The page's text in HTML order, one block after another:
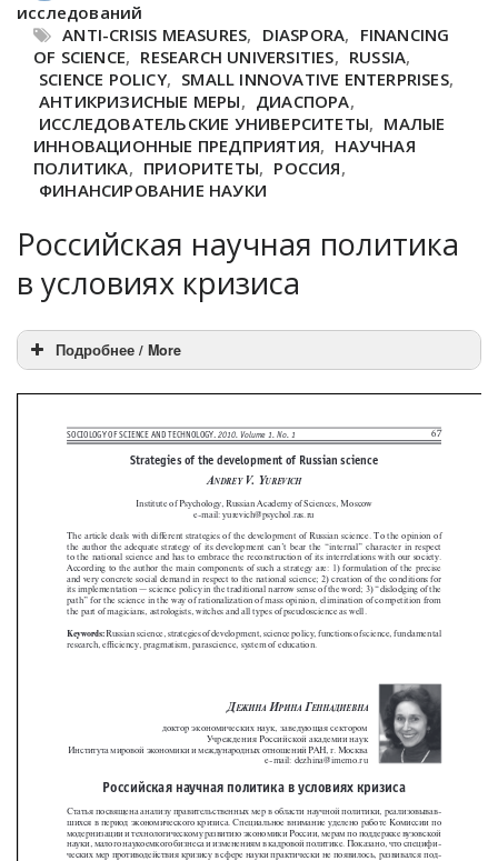
исследований
ANTI-CRISIS MEASURES, DIASPORA, FINANCING
OF SCIENCE, RESEARCH UNIVERSITIES, RUSSIA,
SCIENCE POLICY, SMALL INNOVATIVE ENTERPRISES,
АНТИКРИЗИСНЫЕ МЕРЫ, ДИАСПОРА,
ИССЛЕДОВАТЕЛЬСКИЕ УНИВЕРСИТЕТЫ, МАЛЫЕ
ИННОВАЦИОННЫЕ ПРЕДПРИЯТИЯ, НАУЧНАЯ
ПОЛИТИКА, ПРИОРИТЕТЫ, РОССИЯ,
ФИНАНСИРОВАНИЕ НАУКИ
Российская научная политика
в условиях кризиса
Подробнее / More